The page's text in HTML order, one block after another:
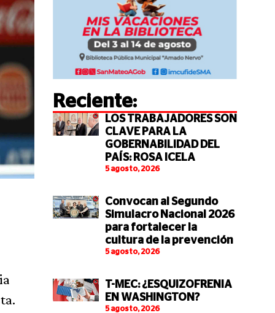
Reciente:
LOS TRABAJADORES SON
CLAVE PARA LA
GOBERNABILIDAD DEL
PAÍS: ROSA ICELA
5 agosto, 2026
Convocan al Segundo
Simulacro Nacional 2026
para fortalecer la
cultura de la prevención
5 agosto, 2026
T-MEC: ¿ESQUIZOFRENIA
EN WASHINGTON?
5 agosto, 2026